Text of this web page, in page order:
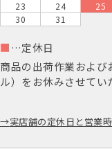
23
24 25
30
31
■ …定休日
商品の出荷作業および
ル）をお休みさせてい
実店舗の定休日と営業